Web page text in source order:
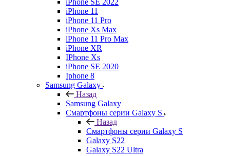
iPhone SE 2022
iPhone 11
iPhone 11 Pro
iPhone Xs Max
iPhone 11 Pro Max
iPhone XR
IPhone Xs
iPhone SE 2020
Iphone 8
Samsung Galaxy
Назад
Samsung Galaxy
Смартфоны серии Galaxy S
Назад
Смартфоны серии Galaxy S
Galaxy S22
Galaxy S22 Ultra